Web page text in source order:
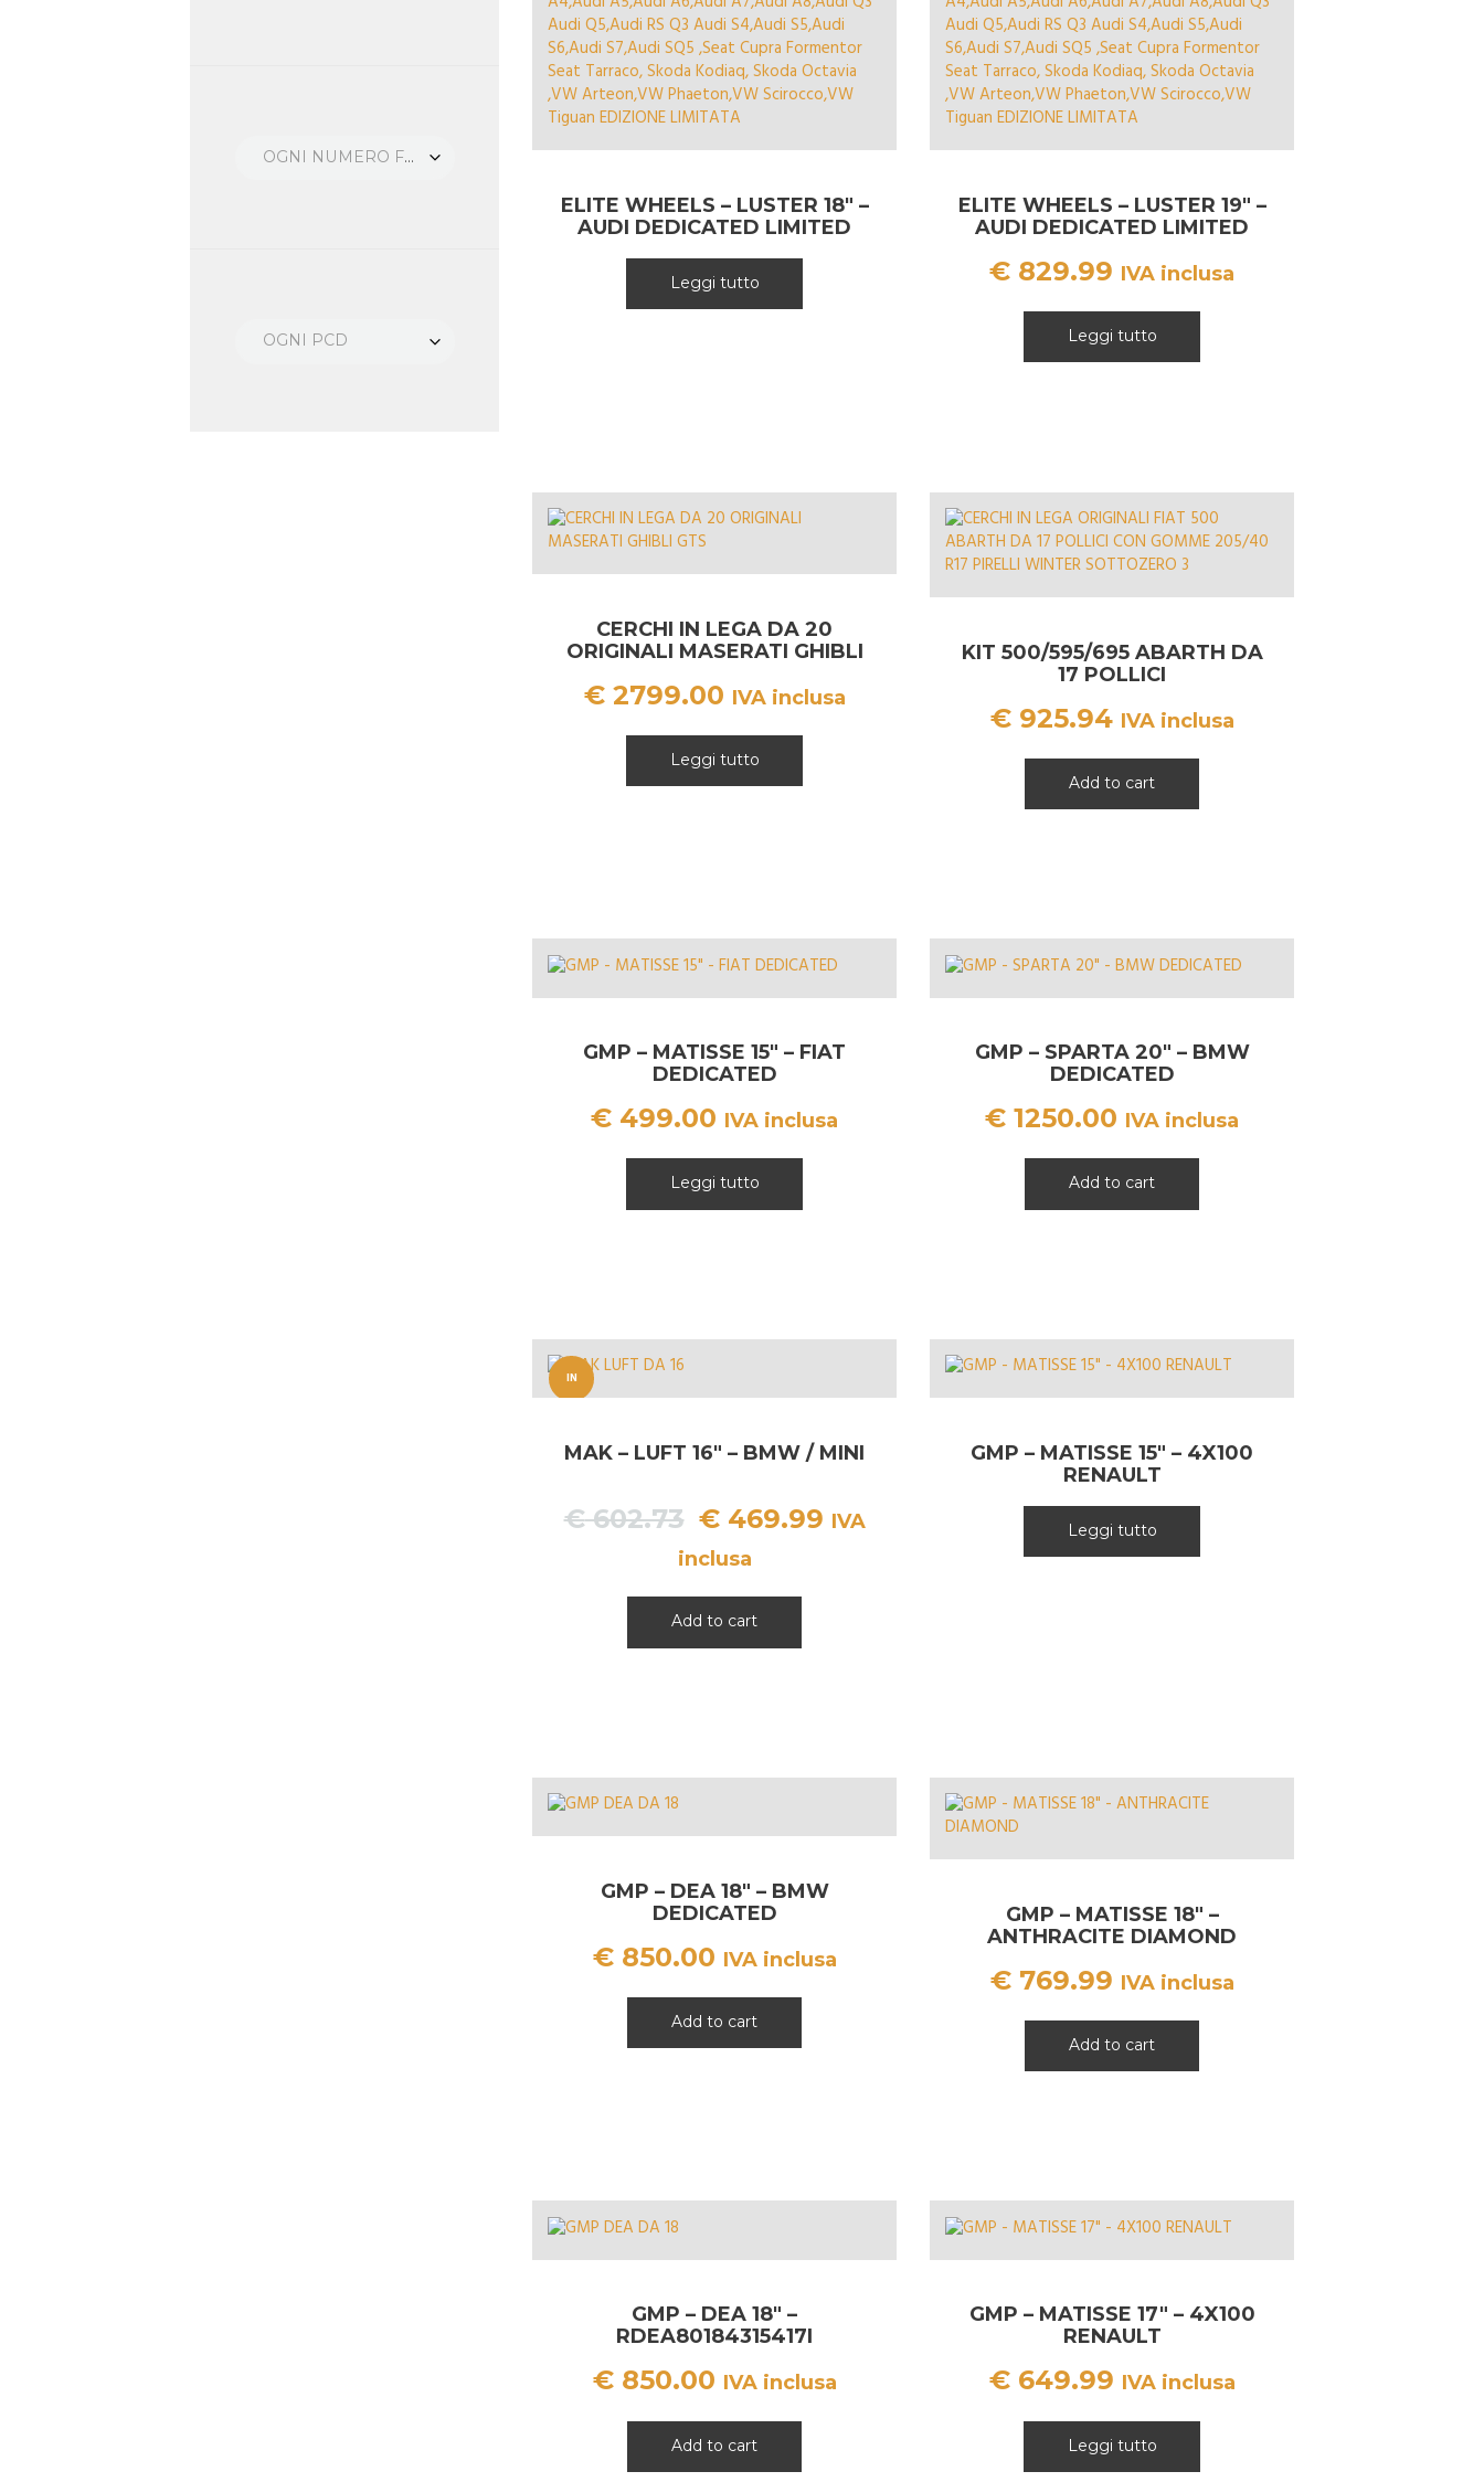
ELITE WHEELS – LUSTER 18″ –
AUDI DEDICATED LIMITED
Leggi tutto
ELITE WHEELS – LUSTER 19″ –
AUDI DEDICATED LIMITED
€ 829.99 IVA inclusa
Leggi tutto
CERCHI IN LEGA DA 20
ORIGINALI MASERATI GHIBLI
€2799.00 IVA inclusa
Leggi tutto
KIT 500/595/695 ABARTH DA
17 POLLICI
€925.94 IVA inclusa
Add to cart
GMP – MATISSE 15″ – FIAT
DEDICATED
€ 499.00 IVA inclusa
Leggi tutto
GMP – SPARTA 20″ – BMW
DEDICATED
€ 1250.00 IVA inclusa
Add to cart
IN
A!
MAK – LUFT 16″ – BMW / MINI
€602.73 Il
prezzo
era:
€ 602.73.
€469.99IlIVA
inclusa
Add to cart
GMP – MATISSE 15″ – 4X100
RENAULT
Leggi tutto
GMP – DEA 18″ – BMW
DEDICATED
€850.00 IVA inclusa
Add to cart
GMP – MATISSE 18″ –
ANTHRACITE DIAMOND
€769.99 IVA inclusa
Add to cart
GMP – DEA 18″ –
RDEA80184315417I
€850.00 IVA inclusa
Add to cart
GMP – MATISSE 17″ – 4X100
RENAULT
€649.99 IVA inclusa
Leggi tutto
OGNI NUMERO FORI
OGNI PCD